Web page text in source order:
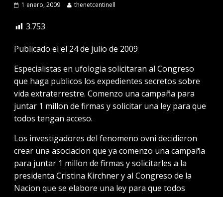
1 enero, 2009 thenetcentinell
3.753
Publicado el el 24 de julio de 2009
Especialistas en ufologia solicitaran al Congreso
que haga publicos los expedientes secretos sobre
vida extraterrestre. Comenzo una campaña para
juntar 1 millon de firmas y solicitar una ley para que
todos tengan acceso.
Los investigadores del fenomeno ovni decidieron
crear una asociacion que ya comenzo una campaña
para juntar 1 millon de firmas y solicitarles a la
presidenta Cristina Kirchner y al Congreso de la
Nacion que se elabore una ley para que todos